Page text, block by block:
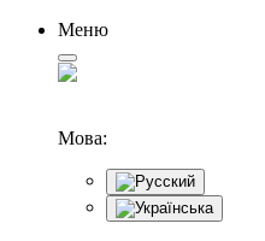
Меню
Мова: